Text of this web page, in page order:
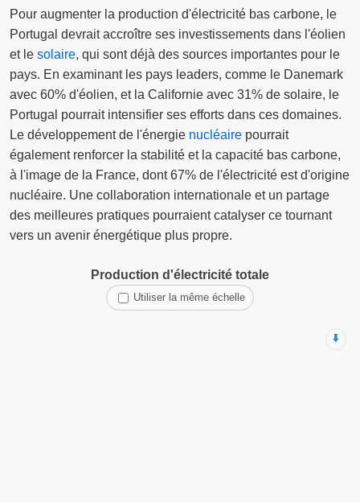
Pour augmenter la production d'électricité bas carbone, le
Portugal devrait accroître ses investissements dans l'éolien
et le solaire, qui sont déjà des sources importantes pour le
pays. En examinant les pays leaders, comme le Danemark
avec 60% d'éolien, et la Californie avec 31% de solaire, le
Portugal pourrait intensifier ses efforts dans ces domaines.
Le développement de l'énergie nucléaire pourrait
également renforcer la stabilité et la capacité bas carbone,
à l'image de la France, dont 67% de l'électricité est d'origine
nucléaire. Une collaboration internationale et un partage
des meilleures pratiques pourraient catalyser ce tournant
vers un avenir énergétique plus propre.
Production d'électricité totale
Utiliser la même échelle
⬇️